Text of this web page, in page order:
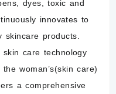
dyes, toxic and
innovates to
products.
care technology
woman’s(skin care)
a comprehensive